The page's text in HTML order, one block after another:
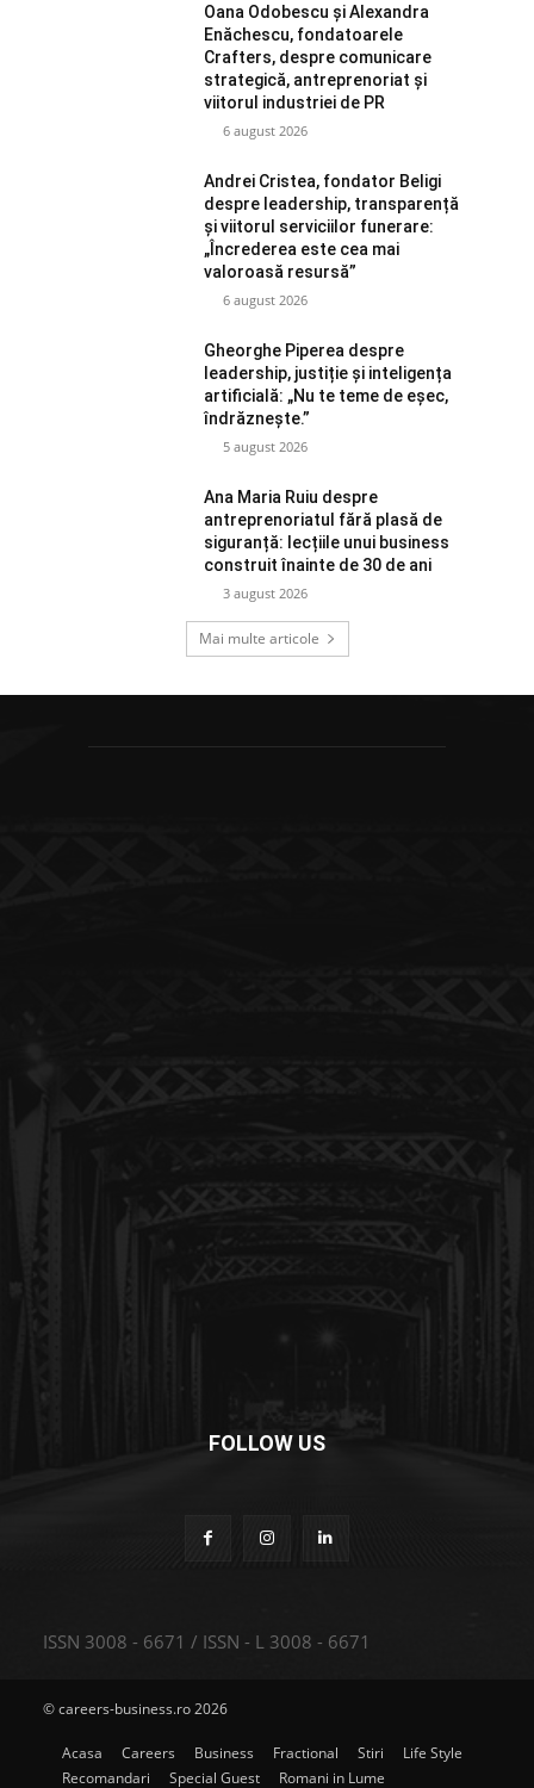
Oana Odobescu și Alexandra
Enăchescu, fondatoarele
Crafters, despre comunicare
strategică, antreprenoriat și
viitorul industriei de PR
6 august 2026
Andrei Cristea, fondator Beligi
despre leadership, transparență
și viitorul serviciilor funerare:
„Încrederea este cea mai
valoroasă resursă”
6 august 2026
Gheorghe Piperea despre
leadership, justiție și inteligența
artificială: „Nu te teme de eșec,
îndrăznește.”
5 august 2026
Ana Maria Ruiu despre
antreprenoriatul fără plasă de
siguranță: lecțiile unui business
construit înainte de 30 de ani
3 august 2026
Mai multe articole
FOLLOW US
ISSN 3008 - 6671 / ISSN - L 3008 - 6671
© careers-business.ro 2026
Acasa Careers Business Fractional Stiri
Life Style
Recomandari
Special Guest Romani in Lume